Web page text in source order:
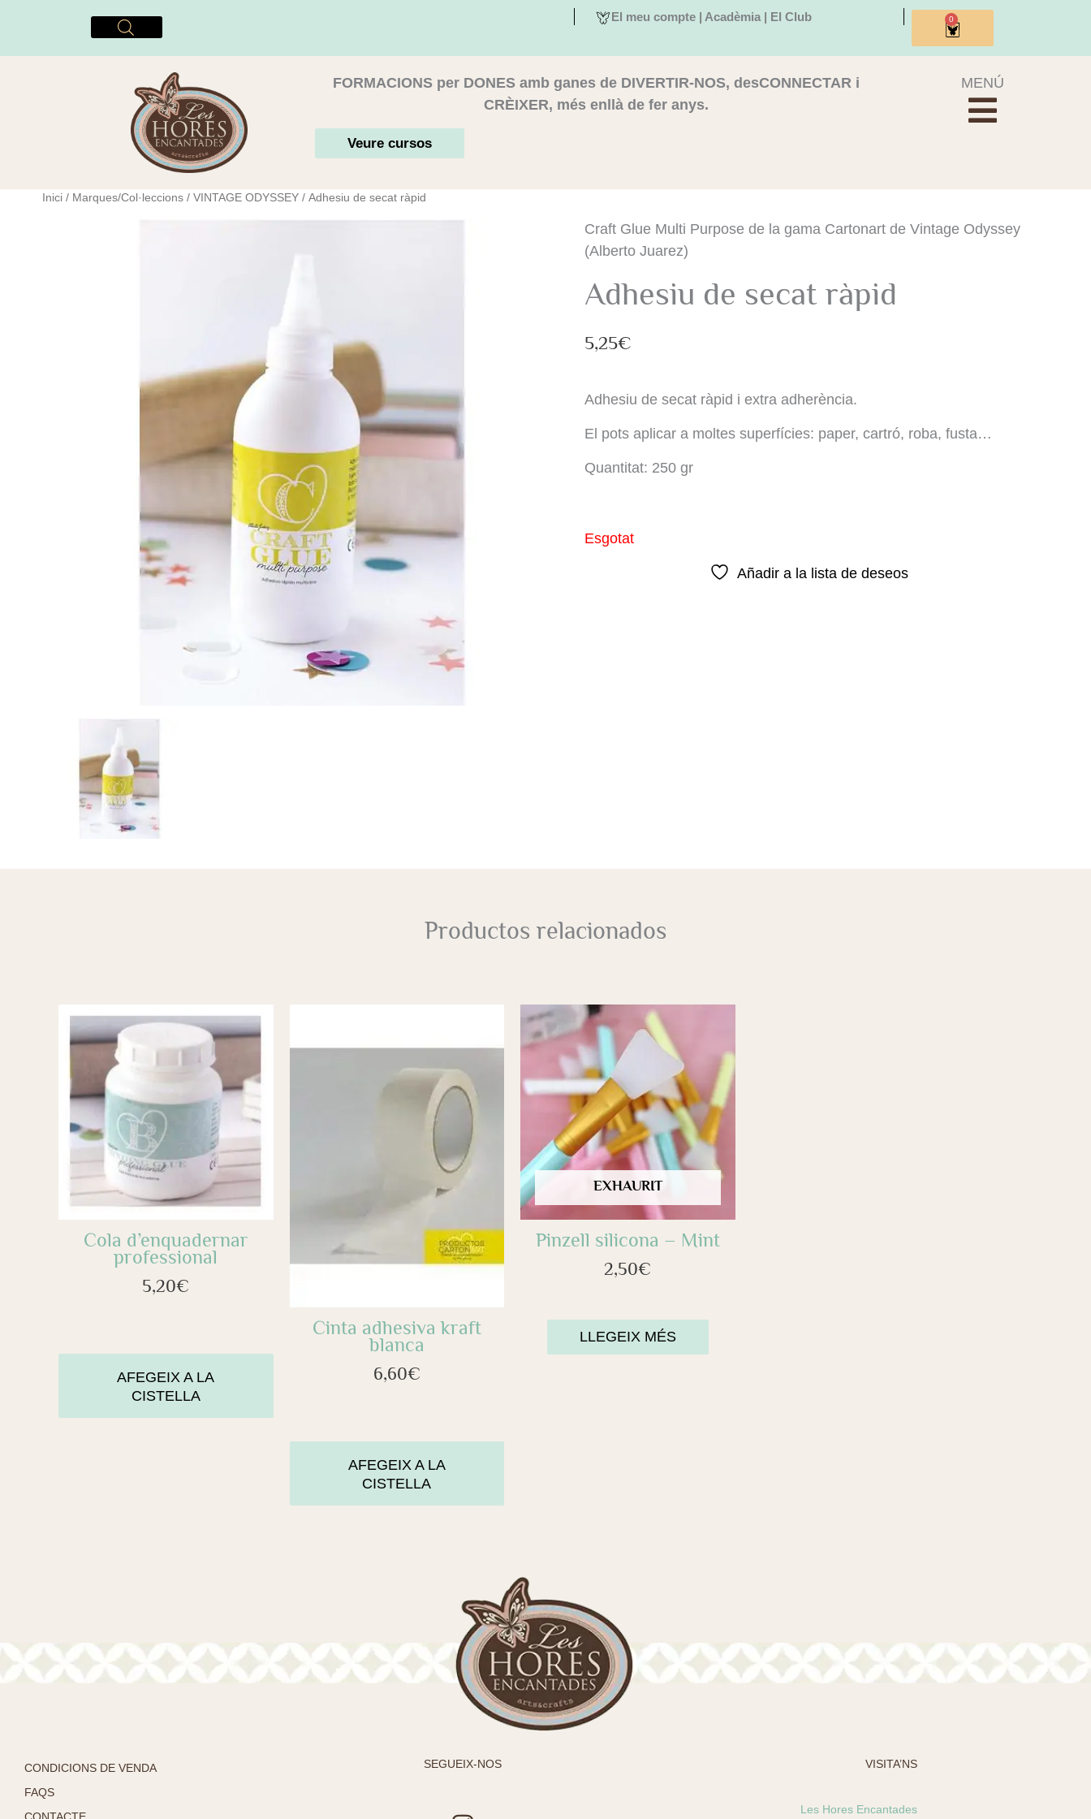
El meu compte | Acadèmia | El Club 0
Cistella
FORMACIONS per DONES amb ganes de DIVERTIR-NOS, desCONNECTAR i
CRÈIXER, més enllà de fer anys.
Veure cursos
MENÚ
Inici / Marques/Col·leccions / VINTAGE ODYSSEY / Adhesiu de secat ràpid
Craft Glue Multi Purpose de la gama Cartonart de Vintage Odyssey
(Alberto Juarez)
Adhesiu de secat ràpid
5,25€
Adhesiu de secat ràpid i extra adherència.
El pots aplicar a moltes superfícies: paper, cartró, roba, fusta…
Quantitat: 250 gr
Esgotat
Añadir a la lista de deseos
Productos relacionados
Cola d’enquadernar
professional
5,20€
AFEGEIX A LA
CISTELLA
Cinta adhesiva kraft
blanca
6,60€
AFEGEIX A LA
CISTELLA
EXHAURIT
Pinzell silicona – Mint
2,50€
LLEGEIX MÉS
CONDICIONS DE VENDA
FAQS
CONTACTE
SEGUEIX-NOS
I
VISITA’NS
Les Hores Encantades